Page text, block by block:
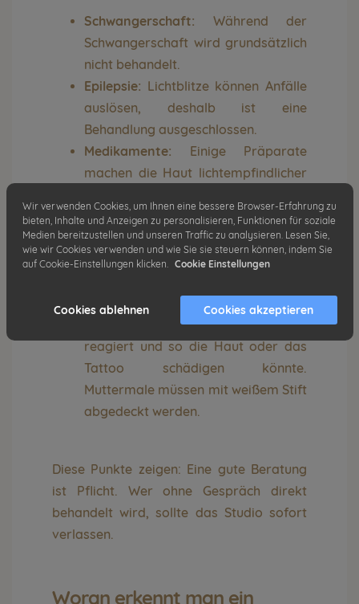
Schwangerschaft: Während der
Schwangerschaft wird grundsätzlich
nicht behandelt.
Epilepsie: Lichtblitze können Anfälle
auslösen, deshalb ist eine
Behandlung ausgeschlossen.
Medikamente: Einige Präparate
machen die Haut lichtempfindlicher
Hormonsystem. Dazu zählen z. B.
bestimmte Antibiotika oder
Hormonpräparate.
Tätowierungen
darf nie gearbeitet
werden, da der Laser auf Pigmente
reagiert und so die Haut oder das
Tattoo schädigen könnte.
Muttermale müssen mit weißem Stift
abgedeckt werden.
Diese Punkte zeigen: Eine gute Beratung
ist Pflicht. Wer ohne Gespräch direkt
behandelt wird, sollte das Studio sofort
verlassen.
Woran erkennt man ein
Wir verwenden Cookies, um Ihnen eine bessere Browser-Erfahrung zu
bieten, Inhalte und Anzeigen zu personalisieren, Funktionen für soziale
Medien bereitzustellen und unseren Traffic zu analysieren. Lesen Sie,
wie wir Cookies verwenden und wie Sie sie steuern können, indem Sie
auf Cookie-Einstellungen klicken. Cookie Einstellungen
Cookies ablehnen Cookies akzeptieren